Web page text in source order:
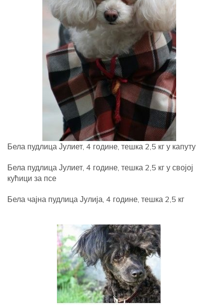
Бела пудлица Јулиет, 4 године, тешка 2,5 кг у капуту
Бела пудлица Јулиет, 4 године, тешка 2,5 кг у својој
кућици за псе
Бела чајна пудлица Јулија, 4 године, тешка 2,5 кг